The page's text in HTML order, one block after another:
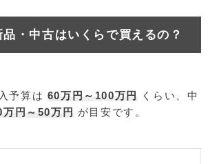
・中古はいくらで買えるの？
予算は 60万円～100万円
くらい、中
万円～50万円 が目安です。